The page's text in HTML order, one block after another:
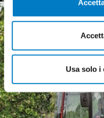
Usa solo i